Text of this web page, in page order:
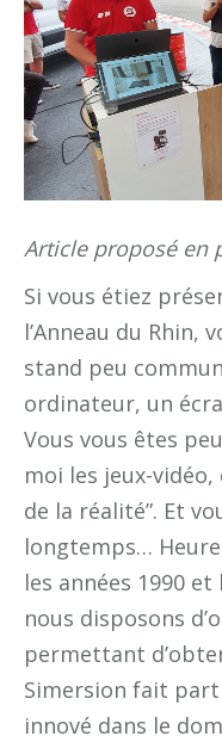
Article proposé en
Si vous étiez
l’Anneau du Rhin,
stand peu
ordinateur, un
Vous vous êtes
moi les jeux-
de la réalité”. Et
longtemps…
les années 1990
nous disposons
permettant
Simersion fait
innové dans le